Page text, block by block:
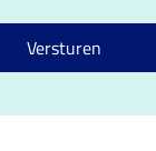
Versturen